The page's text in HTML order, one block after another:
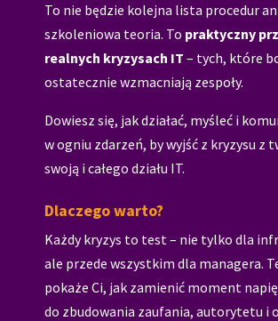
To nie będzie kolejna lista procedur
szkoleniowa teoria. To praktyczny
realnych kryzysach IT – tych, które
ostatecznie wzmacniają zespoły.
Dowiesz się, jak działać, myśleć i
w ogniu zdarzeń, by wyjść z kryzysu z
swoją i całego działu IT.
Dlaczego warto?
Każdy kryzys to test – nie tylko dla
ale przede wszystkim dla managera.
pokaże Ci, jak zamienić moment
do zbudowania zaufania, autorytetu i